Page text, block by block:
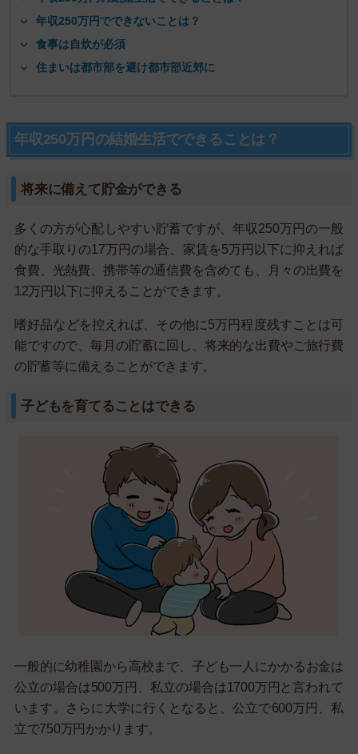
年収250万円でできないことは？
食事は自炊が必須
住まいは都市部を避け都市部近郊に
年収250万円の結婚生活でできることは？
将来に備えて貯金ができる
多くの方が心配しやすい貯蓄ですが、年収250万円の一般
的な手取りの17万円の場合、家賃を5万円以下に抑えれば
食費、光熱費、携帯等の通信費を含めても、月々の出費を
12万円以下に抑えることができます。
嗜好品などを控えれば、その他に5万円程度残すことは可
能ですので、毎月の貯蓄に回し、将来的な出費やご旅行費
の貯蓄等に備えることができます。
子どもを育てることはできる
一般的に幼稚園から高校まで、子ども一人にかかるお金は
公立の場合は500万円、私立の場合は1700万円と言われて
います。さらに大学に行くとなると、公立で600万円、私
立で750万円かかります。